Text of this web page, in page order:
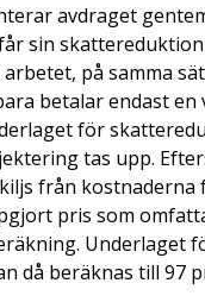
avdraget
sin
på samma
betalar endast en
för
tas upp.
från kostnaderna
pris som
Underlaget
då beräknas till 97